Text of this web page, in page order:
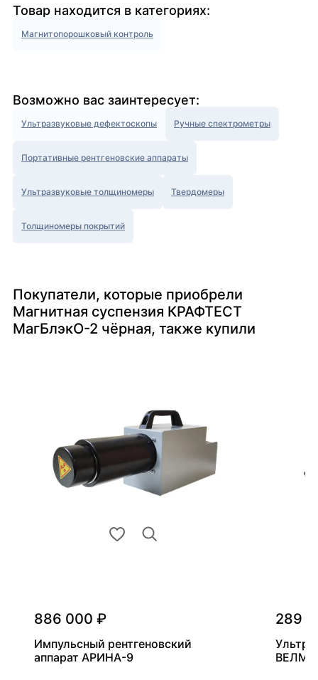
Товар находится в категориях:
Магнитопорошковый контроль
Возможно вас заинтересует:
Ультразвуковые дефектоскопы Ручные спектрометры
Портативные рентгеновские аппараты
Ультразвуковые толщиномеры Твердомеры
Толщиномеры покрытий
Покупатели, которые приобрели
Магнитная суспензия КРАФТЕСТ
МагБлэкО-2 чёрная, также купили
886 000 ₽
Импульсный рентгеновский
аппарат АРИНА-9
289